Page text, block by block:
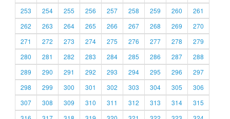
253
254 255 256 257 258 259 260
261
262
263 264 265 266 267 268 269
270
271
272 273 274 275 276 277 278
279
280
281 282 283 284 285 286 287
288
289
290 291 292 293 294 295 296
297
298
299 300 301 302 303 304 305
306
307
308 309 310 311 312 313 314
315